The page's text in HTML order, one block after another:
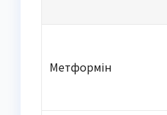
Метформін